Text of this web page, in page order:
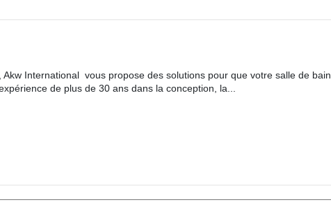
Akw International vous propose des solutions pour que votre salle de
de plus de 30 ans dans la conception, la...